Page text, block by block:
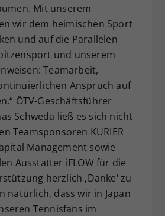
Mit unserem
wir dem heimischen Sport
und auf die Parallelen
und unserem
Teamarbeit,
Anspruch auf
ÖTV-Geschäftsführer
Schweda ließ es sich nicht
Teamsponsoren KURIER
Management sowie
Ausstatter iFLOW für die
herzlich ‚Danke‘ zu
natürlich, dass wir in Japan
Tennisfans im